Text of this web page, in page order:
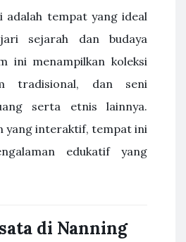
adalah tempat yang ideal
sejarah dan budaya
ini menampilkan koleksi
tradisional, dan seni
serta etnis lainnya.
yang interaktif, tempat ini
edukatif yang
di Nanning